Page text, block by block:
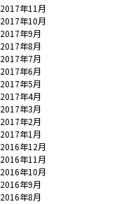
2017年11月
2017年10月
2017年9月
2017年8月
2017年7月
2017年6月
2017年5月
2017年4月
2017年3月
2017年2月
2017年1月
2016年12月
2016年11月
2016年10月
2016年9月
2016年8月